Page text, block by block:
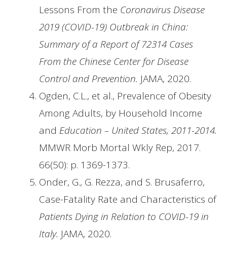
Lessons From the Coronavirus Disease
2019 (COVID-19) Outbreak in China:
Summary of a Report of 72314 Cases
From the Chinese Center for Disease
Control and Prevention. JAMA, 2020.
Ogden, C.L., et al., Prevalence of Obesity
Among Adults, by Household Income
and Education – United States, 2011-2014.
MMWR Morb Mortal Wkly Rep, 2017.
66(50): p. 1369-1373.
Onder, G., G. Rezza, and S. Brusaferro,
Case-Fatality Rate and Characteristics of
Patients Dying in Relation to COVID-19 in
Italy. JAMA, 2020.